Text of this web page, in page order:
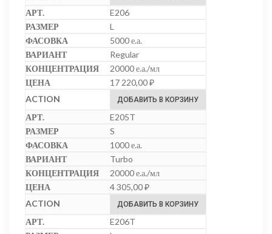
E206
L
5000 е.а.
Regular
20000 е.а./мл
17 220,00₽
ДОБАВИТЬ В КОРЗИНУ
E205T
S
1000 е.а.
Turbo
20000 е.а./мл
4 305,00₽
ДОБАВИТЬ В КОРЗИНУ
E206T